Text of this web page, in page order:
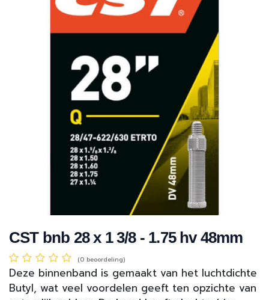
CST bnb 28 x 1 3/8 - 1.75 hv 48mm
(0 beoordeling)
Deze binnenband is gemaakt van het luchtdichte
Butyl, wat veel voordelen geeft ten opzichte van